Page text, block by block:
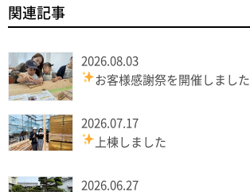
関連記事
2026.08.03
お客様感謝祭を開催しました
2026.07.17
上棟しました
2026.06.27